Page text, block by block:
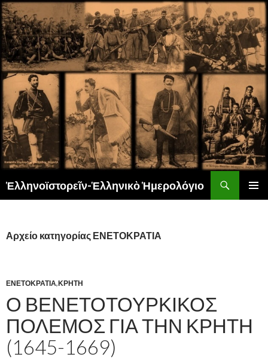
Ἑλληνοϊστορεῖν-Ἑλληνικὸ Ἡμερολόγιο
Αρχείο κατηγορίας ΕΝΕΤΟΚΡΑΤΙΑ
ΕΝΕΤΟΚΡΑΤΙΑ,ΚΡΗΤΗ
Ο ΒΕΝΕΤΟΤΟΥΡΚΙΚΟΣ
ΠΟΛΕΜΟΣ ΓΙΑ ΤΗΝ ΚΡΗΤΗ
(1645-1669)